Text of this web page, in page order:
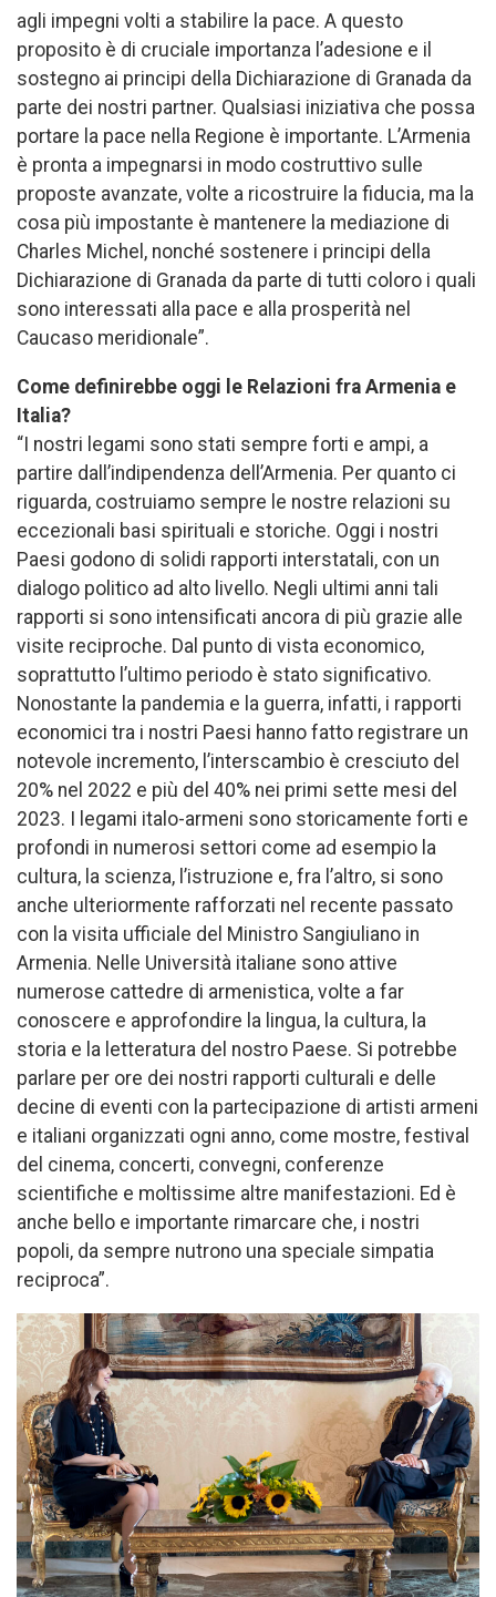
agli impegni volti a stabilire la pace. A questo
proposito è di cruciale importanza l’adesione e il
sostegno ai principi della Dichiarazione di Granada da
parte dei nostri partner. Qualsiasi iniziativa che possa
portare la pace nella Regione è importante. L’Armenia
è pronta a impegnarsi in modo costruttivo sulle
proposte avanzate, volte a ricostruire la fiducia, ma la
cosa più impostante è mantenere la mediazione di
Charles Michel, nonché sostenere i principi della
Dichiarazione di Granada da parte di tutti coloro i quali
sono interessati alla pace e alla prosperità nel
Caucaso meridionale”.
Come definirebbe oggi le Relazioni fra Armenia e
Italia?
“I nostri legami sono stati sempre forti e ampi, a
partire dall’indipendenza dell’Armenia. Per quanto ci
riguarda, costruiamo sempre le nostre relazioni su
eccezionali basi spirituali e storiche. Oggi i nostri
Paesi godono di solidi rapporti interstatali, con un
dialogo politico ad alto livello. Negli ultimi anni tali
rapporti si sono intensificati ancora di più grazie alle
visite reciproche. Dal punto di vista economico,
soprattutto l’ultimo periodo è stato significativo.
Nonostante la pandemia e la guerra, infatti, i rapporti
economici tra i nostri Paesi hanno fatto registrare un
notevole incremento, l’interscambio è cresciuto del
20% nel 2022 e più del 40% nei primi sette mesi del
2023. I legami italo-armeni sono storicamente forti e
profondi in numerosi settori come ad esempio la
cultura, la scienza, l’istruzione e, fra l’altro, si sono
anche ulteriormente rafforzati nel recente passato
con la visita ufficiale del Ministro Sangiuliano in
Armenia. Nelle Università italiane sono attive
numerose cattedre di armenistica, volte a far
conoscere e approfondire la lingua, la cultura, la
storia e la letteratura del nostro Paese. Si potrebbe
parlare per ore dei nostri rapporti culturali e delle
decine di eventi con la partecipazione di artisti armeni
e italiani organizzati ogni anno, come mostre, festival
del cinema, concerti, convegni, conferenze
scientifiche e moltissime altre manifestazioni. Еd è
anche bello e importante rimarcare che, i nostri
popoli, da sempre nutrono una speciale simpatia
reciproca”.